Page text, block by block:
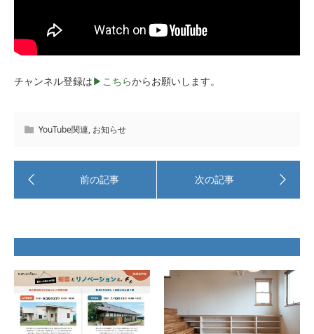
チャンネル登録は▶︎こちらからお願いします。
YouTube関連, お知らせ